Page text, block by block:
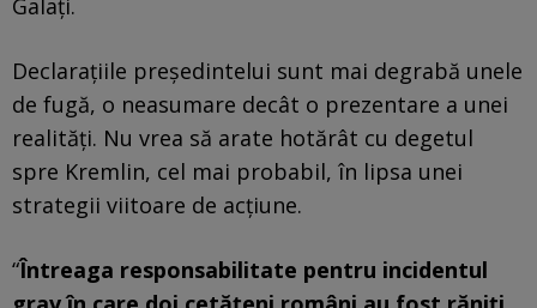
Galați.
Declarațiile președintelui sunt mai degrabă unele
de fugă, o neasumare decât o prezentare a unei
realități. Nu vrea să arate hotărât cu degetul
spre Kremlin, cel mai probabil, în lipsa unei
strategii viitoare de acțiune.
“Întreaga responsabilitate pentru incidentul